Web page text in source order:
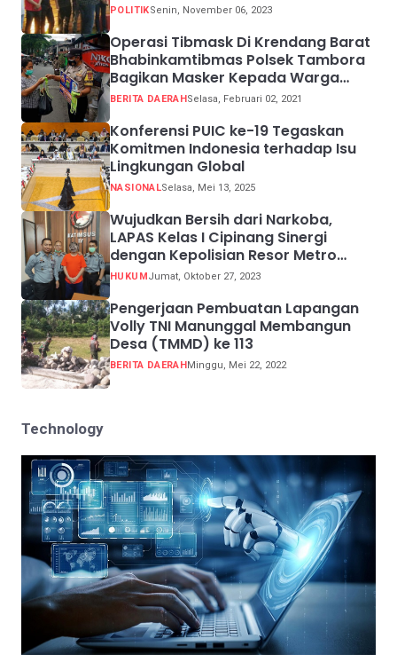
POLITIKSenin, November 06, 2023
Operasi Tibmask Di Krendang Barat
Bhabinkamtibmas Polsek Tambora
Bagikan Masker Kepada Warga
Pelanggar Prokes
BERITA DAERAHSelasa, Februari 02, 2021
Konferensi PUIC ke-19 Tegaskan
Komitmen Indonesia terhadap Isu
Lingkungan Global
NASIONALSelasa, Mei 13, 2025
Wujudkan Bersih dari Narkoba,
LAPAS Kelas I Cipinang Sinergi
dengan Kepolisian Resor Metro
Jakarta Barat
HUKUMJumat, Oktober 27, 2023
Pengerjaan Pembuatan Lapangan
Volly TNI Manunggal Membangun
Desa (TMMD) ke 113
BERITA DAERAHMinggu, Mei 22, 2022
Technology